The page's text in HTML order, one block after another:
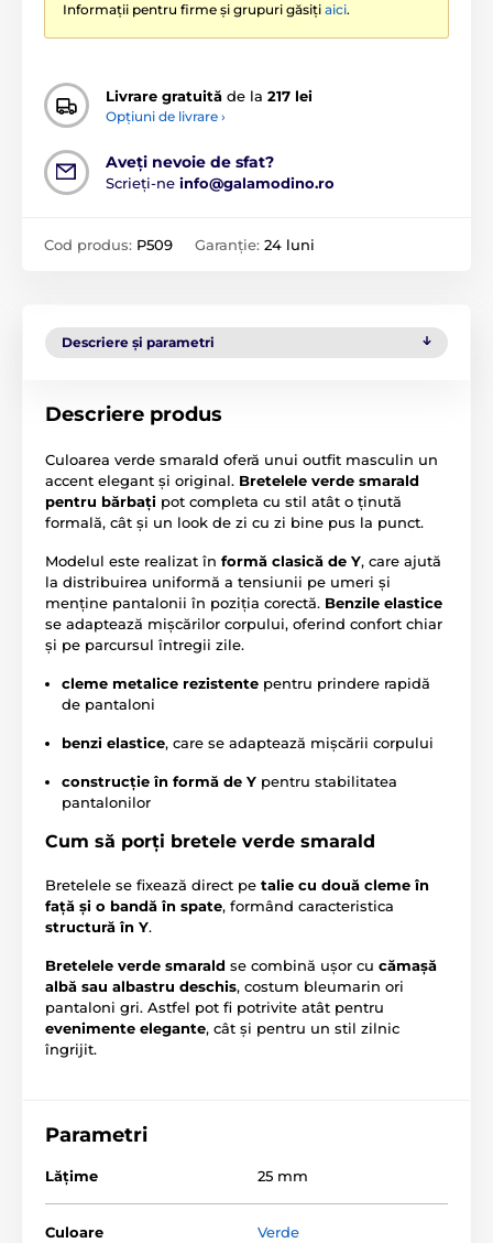
Informații pentru firme și grupuri găsiți aici.
Livrare gratuită de la 217 lei
Opțiuni de livrare ›
Aveți nevoie de sfat?
Scrieți-ne info@galamodino.ro
Cod produs: P509 Garanție: 24 luni
Descriere și parametri
Descriere produs
Culoarea verde smarald oferă unui outfit masculin un
accent elegant și original. Bretelele verde smarald
pentru bărbați pot completa cu stil atât o ținută
formală, cât și un look de zi cu zi bine pus la punct.
Modelul este realizat în formă clasică de Y, care ajută
la distribuirea uniformă a tensiunii pe umeri și
menține pantalonii în poziția corectă. Benzile elastice
se adaptează mișcărilor corpului, oferind confort chiar
și pe parcursul întregii zile.
cleme metalice rezistente pentru prindere rapidă
de pantaloni
benzi elastice, care se adaptează mișcării corpului
construcție în formă de Y pentru stabilitatea
pantalonilor
Cum să porți bretele verde smarald
Bretelele se fixează direct pe talie cu două cleme în
față și o bandă în spate, formând caracteristica
structură în Y.
Bretelele verde smarald se combină ușor cu cămașă
albă sau albastru deschis, costum bleumarin ori
pantaloni gri. Astfel pot fi potrivite atât pentru
evenimente elegante, cât și pentru un stil zilnic
îngrijit.
Parametri
Lăţime 25 mm
Culoare Verde